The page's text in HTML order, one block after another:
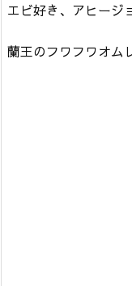
エビ好き、アヒージ
蘭王のフワフワオム